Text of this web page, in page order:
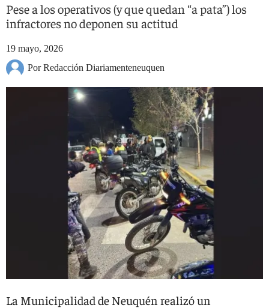
Pese a los operativos (y que quedan “a pata”) los
infractores no deponen su actitud
19 mayo, 2026
Por Redacción Diariamenteneuquen
La Municipalidad de Neuquén realizó un